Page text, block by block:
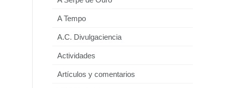
A Tempo
A.C. Divulgaciencia
Actividades
Artículos y comentarios